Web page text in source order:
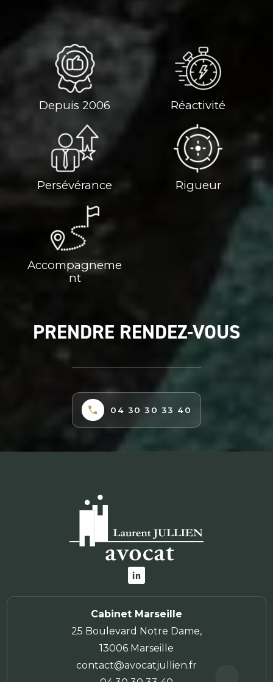
Depuis 2006 Réactivité
Persévérance Rigueur
Accompagneme
nt
PRENDRE RENDEZ-VOUS
04 30 30 33 40
Cabinet Marseille
25 Boulevard Notre Dame,
13006 Marseille
contact@avocatjullien.fr